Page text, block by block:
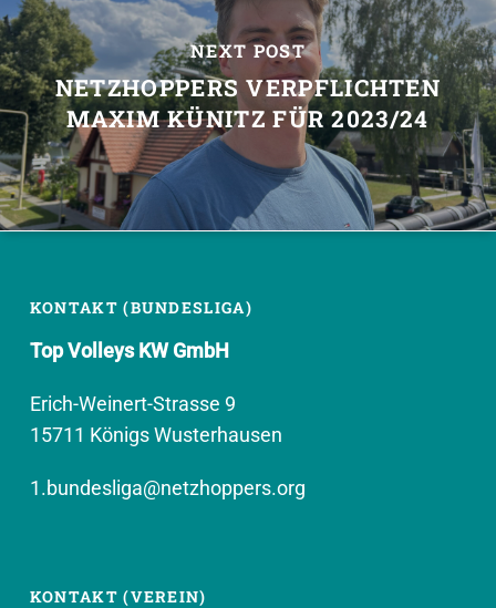
NEXT POST
NETZHOPPERS VERPFLICHTEN
MAXIM KÜNITZ FÜR 2023/24
KONTAKT (BUNDESLIGA)
Top Volleys KW GmbH
Erich-Weinert-Strasse 9
15711 Königs Wusterhausen
1.bundesliga@netzhoppers.org
KONTAKT (VEREIN)